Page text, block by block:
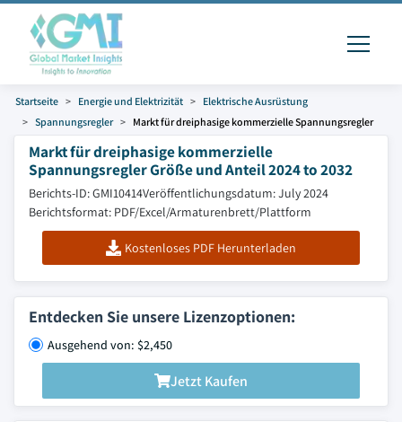
Startseite Energie und Elektrizität
Elektrische Ausrüstung
Spannungsregler
Markt für dreiphasige kommerzielle Spannungsregler
Markt für dreiphasige kommerzielle
Spannungsregler Größe und Anteil 2024 to 2032
Berichts-ID: GMI10414Veröffentlichungsdatum: July 2024
Berichtsformat: PDF/Excel/Armaturenbrett/Plattform
Kostenloses PDF Herunterladen
Entdecken Sie unsere Lizenzoptionen:
Ausgehend von: $2,450
Jetzt Kaufen